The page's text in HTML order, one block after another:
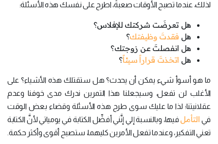
لذلك، عندما تصبح الأوقات صعبةً، اطرح على نفسك هذه الأسئلة:
هل تعرضَت شركتك للإفلاس؟
هل فقدتَ وظيفتك؟
هل انفصلتَ عن زوجتك؟
هل اتخذتَ قراراً سيئاً؟
ما هو أسوأ شيء يمكن أن يحدث؟ هل ستقتلك هذه الأشياء؟ على
الأغلب لن تفعل، وسيجعلنا هذا التمرين ندرك مدى خوفنا وعدم
عقلانيتنا؛ لذا ما عليك سوى طرح هذه الأسئلة وقضاء بعض الوقت
في التأمل فيها، وبالنسبة إلي إنَّني أفضِّل الكتابة في يومياتي لأنَّ الكتابة
تعني التفكير، وعندما تفعل الأمرين كليهما، ستصبح أقوى وأكثر حكمة.